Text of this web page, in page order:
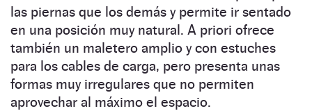
las piernas que los demás y permite ir sentado
en una posición muy natural. A priori ofrece
también un maletero amplio y con estuches
para los cables de carga, pero presenta unas
formas muy irregulares que no permiten
aprovechar al máximo el espacio.